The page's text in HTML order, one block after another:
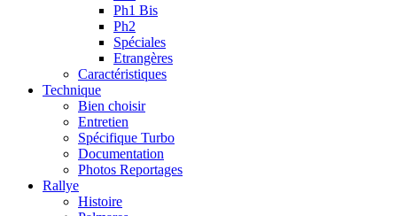
Ph1 Bis
Ph2
Spéciales
Etrangères
Caractéristiques
Technique
Bien choisir
Entretien
Spécifique Turbo
Documentation
Photos Reportages
Rallye
Histoire